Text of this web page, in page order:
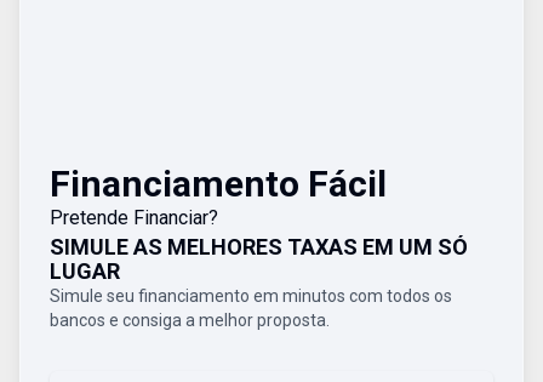
Financiamento Fácil
Pretende Financiar?
SIMULE AS MELHORES TAXAS EM UM SÓ
LUGAR
Simule seu financiamento em minutos com todos os
bancos e consiga a melhor proposta.